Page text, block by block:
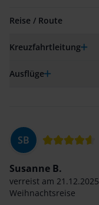
Reise / Route
Kreuzfahrtleitung
Ausflüge
SB
Susanne B.
verreist am 21.12.2025
Weihnachtsreise